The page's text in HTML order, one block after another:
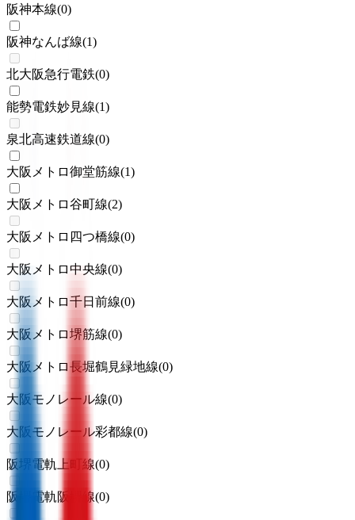
阪神本線(0)
阪神なんば線(1)
北大阪急行電鉄(0)
能勢電鉄妙見線(1)
泉北高速鉄道線(0)
大阪メトロ御堂筋線(1)
大阪メトロ谷町線(2)
大阪メトロ四つ橋線(0)
大阪メトロ中央線(0)
大阪メトロ千日前線(0)
大阪メトロ堺筋線(0)
大阪メトロ長堀鶴見緑地線(0)
大阪モノレール線(0)
大阪モノレール彩都線(0)
阪堺電軌上町線(0)
阪堺電軌阪堺線(0)